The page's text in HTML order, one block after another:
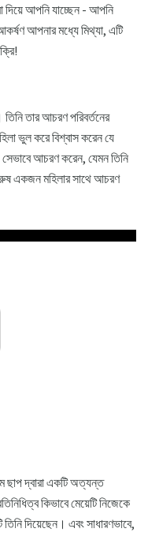
দিয়ে আপনি যাচ্ছেন - আপনি
আপনার মধ্যে মিথ্যা, এটি
তার আচরণ পরিবর্তনের
ভুল করে বিশ্বাস করেন যে
আচরণ করেন, যেমন তিনি
একজন মহিলার সাথে আচরণ
ছাপ দ্বারা একটি অত্যন্ত
কিভাবে মেয়েটি নিজেকে
দিয়েছেন। এবং সাধারণভাবে,